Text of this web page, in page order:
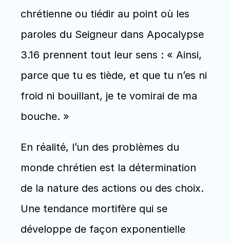
chrétienne ou tiédir au point où les
paroles du Seigneur dans Apocalypse
3.16 prennent tout leur sens : « Ainsi,
parce que tu es tiède, et que tu n’es ni
froid ni bouillant, je te vomirai de ma
bouche. »
En réalité, l’un des problèmes du
monde chrétien est la détermination
de la nature des actions ou des choix.
Une tendance mortifère qui se
développe de façon exponentielle